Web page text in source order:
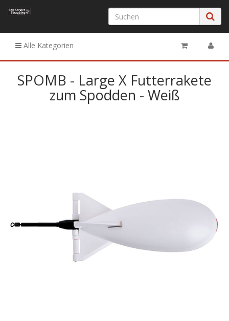
Alle Kategorien
SPOMB - Large X Futterrakete
zum Spodden - Weiß